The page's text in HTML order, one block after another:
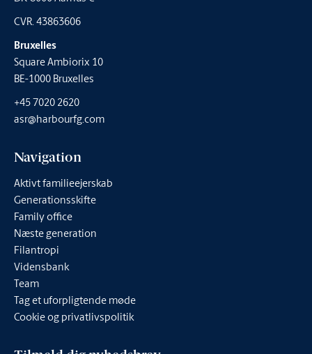
CVR. 43863606
Bruxelles
Square Ambiorix 10
BE-1000 Bruxelles
+45 7020 2620
asr@harbourfg.com
Navigation
Aktivt familieejerskab
Generationsskifte
Family office
Næste generation
Filantropi
Vidensbank
Team
Tag et uforpligtende møde
Cookie og privatlivspolitik